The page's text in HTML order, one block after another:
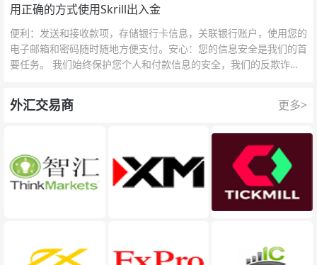
用正确的方式使用Skrill出入金
便利：发送和接收款项，存储银行卡信息，关联银行账户，使用您的
电子邮箱和密码随时随地方便支付。安心：您的信息安全是我们的首
要任务。 我们始终保护您个人和付款信息的安全，我们的反欺诈团
外汇交易商 更多>